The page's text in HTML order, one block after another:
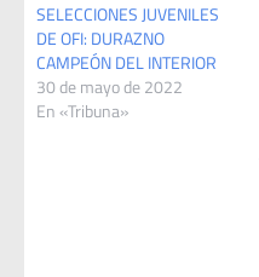
SELECCIONES JUVENILES
DE OFI: DURAZNO
CAMPEÓN DEL INTERIOR
30 de mayo de 2022
En «Tribuna»